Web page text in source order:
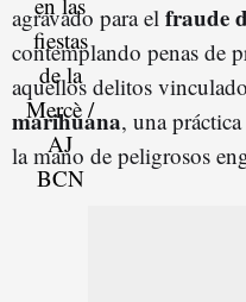
agravado para el fraude
contemplando penas de
aquellos delitos
marihuana, una
la mano de peligrosos